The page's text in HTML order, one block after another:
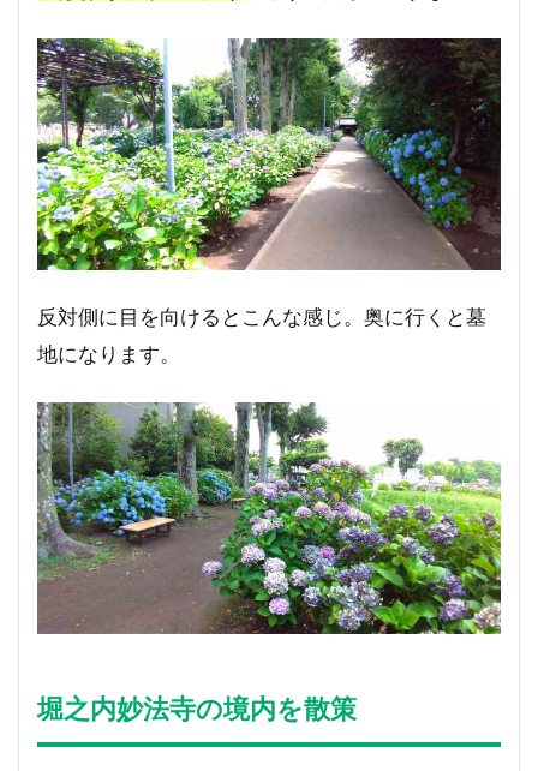
反対側に目を向けるとこんな感じ。奥に行くと墓
地になります。
堀之内妙法寺の境内を散策